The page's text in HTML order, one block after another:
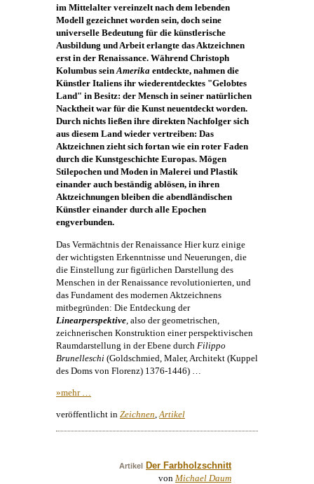
im Mittelalter vereinzelt nach dem lebenden
Modell gezeichnet worden sein, doch seine
universelle Bedeutung für die künstlerische
Ausbildung und Arbeit erlangte das Aktzeichnen
erst in der Renaissance. Während Christoph
Kolumbus seinAmerika entdeckte, nahmen die
Künstler Italiens ihr wiederentdecktes "Gelobtes
Land" in Besitz: der Mensch in seiner natürlichen
Nacktheit war für die Kunstneuentdeckt worden.
Durch nichts ließen ihre direkten Nachfolger sich
aus diesem Land wieder vertreiben: Das
Aktzeichnen zieht sich fortan wie ein roter Faden
durch die Kunstgeschichte Europas. Mögen
Stilepochen und Moden in Malerei und Plastik
einander auch beständig ablösen, in ihren
Aktzeichnungen bleiben die abendländischen
Künstler einander durch alle Epochen
engverbunden.
Das Vermächtnis der Renaissance Hier kurz einige
der wichtigsten Erkenntnisse und Neuerungen, die
die Einstellung zur figürlichen Darstellung des
Menschen in der Renaissance revolutionierten, und
das Fundament des modernen Aktzeichnens
mitbegründen: Die Entdeckung der
Linearperspektive , also der geometrischen,
zeichnerischen Konstruktion einer perspektivischen
Raumdarstellung in der Ebene durch Filippo
Brunelleschi (Goldschmied, Maler, Architekt (Kuppel
des Doms von Florenz) 1376-1446) …
»mehr …
veröffentlicht in Zeichnen,Artikel
Artikel Der Farbholzschnitt
von Michael Daum